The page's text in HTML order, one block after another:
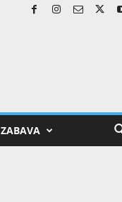
ZABAVA